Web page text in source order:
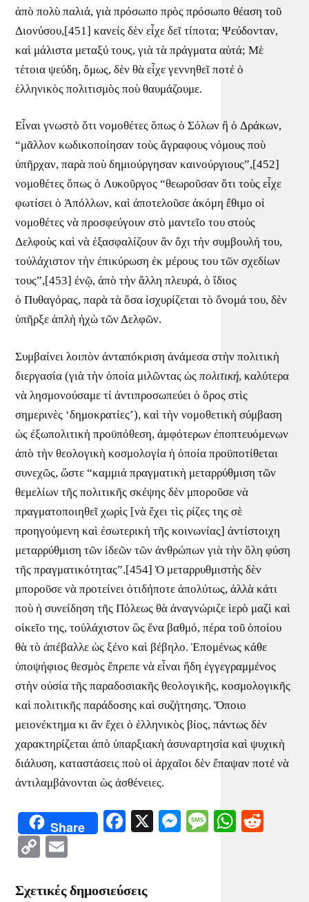
ἀπὸ πολὺ παλιά, γιὰ πρόσωπο πρὸς πρόσωπο θέαση τοῦ
Διονύσου,[451] κανείς δὲν εἶχε δεῖ τίποτα; Ψεύδονταν,
καὶ μάλιστα μεταξύ τους, γιὰ τὰ πράγματα αὐτά; Μὲ
τέτοια ψεύδη, ὅμως, δὲν θὰ εἶχε γεννηθεῖ ποτέ ὁ
ἑλληνικὸς πολιτισμὸς ποὺ θαυμάζουμε.
Εἶναι γνωστὸ ὅτι νομοθέτες ὅπως ὁ Σόλων ἢ ὁ Δράκων,
“μᾶλλον κωδικοποίησαν τοὺς ἄγραφους νόμους ποὺ
ὑπῆρχαν, παρὰ ποὺ δημιούργησαν καινούργιους”,[452]
νομοθέτες ὅπως ὁ Λυκοῦργος “θεωροῦσαν ὅτι τοὺς εἶχε
φωτίσει ὁ Ἀπόλλων, καὶ ἀποτελοῦσε ἀκόμη ἔθιμο οἱ
νομοθέτες νὰ προσφεύγουν στὸ μαντεῖο του στοὺς
Δελφοὺς καὶ νὰ ἐξασφαλίζουν ἂν ὄχι τὴν συμβουλή του,
τοὐλάχιστον τὴν ἐπικύρωση ἐκ μέρους του τῶν σχεδίων
τους”,[453] ἐνῷ, ἀπὸ τὴν ἄλλη πλευρά, ὁ ἴδιος
ὁ Πυθαγόρας, παρὰ τὰ ὅσα ἰσχυρίζεται τὸ ὄνομά του, δὲν
ὑπῆρξε ἁπλὴ ἠχὼ τῶν Δελφῶν.
Συμβαίνει λοιπὸν ἀνταπόκριση ἀνάμεσα στὴν πολιτικὴ
διεργασία (γιὰ τὴν ὁποία μιλῶντας ὡςπολιτική, καλύτερα
νὰ λησμονούσαμε τί ἀντιπροσωπεύει ὁ ὅρος στὶς
σημερινὲς ‘δημοκρατίες’), καὶ τὴν νομοθετικὴ σύμβαση
ὡς ἐξωπολιτικὴ προϋπόθεση, ἀμφότερων ἐποπτευόμενων
ἀπὸ τὴν θεολογικὴ κοσμολογία ἡ ὁποία προϋποτίθεται
συνεχῶς, ὥστε “καμμιά πραγματικὴ μεταρρύθμιση τῶν
θεμελίων τῆς πολιτικῆς σκέψης δὲν μποροῦσε νὰ
πραγματοποιηθεῖ χωρὶς [νὰ ἔχει τὶς ρίζες της σὲ
προηγούμενη καὶ ἐσωτερικὴ τῆς κοινωνίας] ἀντίστοιχη
μεταρρύθμιση τῶν ἰδεῶν τῶν ἀνθρώπων γιὰ τὴν ὅλη φύση
τῆς πραγματικότητας”.[454] Ὁ μεταρρυθμιστὴς δὲν
μποροῦσε νὰ προτείνει ὁτιδήποτε ἀπολύτως, ἀλλὰ κάτι
ποὺ ἡ συνείδηση τῆς Πόλεως θὰ ἀναγνώριζε ἱερὸ μαζὶ καὶ
οἰκεῖο της, τοὐλάχιστον ὣς ἕνα βαθμό, πέρα τοῦ ὁποίου
θὰ τὸ ἀπέβαλλε ὡς ξένο καὶ βέβηλο. Ἑπομένως κάθε
ὑποψήφιος θεσμὸς ἔπρεπε νὰ εἶναι ἤδη ἐγγεγραμμένος
στὴν οὐσία τῆς παραδοσιακῆς θεολογικῆς, κοσμολογικῆς
καὶ πολιτικῆς παράδοσης καὶ συζήτησης. Ὅποιο
μειονέκτημα κι ἂν ἔχει ὁ ἑλληνικὸς βίος, πάντως δὲν
χαρακτηρίζεται ἀπὸ ὑπαρξιακὴ ἀσυναρτησία καὶ ψυχικὴ
διάλυση, καταστάσεις ποὺ οἱ ἀρχαῖοι δὲν ἔπαψαν ποτέ νὰ
ἀντιλαμβάνονται ὡς ἀσθένειες.
Share Facebook
X Messenger
Message
Copy
Σχετικές δημοσιεύσεις